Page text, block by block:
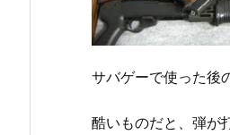
サバゲーで使った後
酷いものだと、弾が